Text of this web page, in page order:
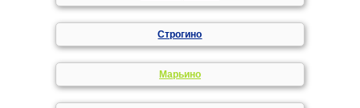
Строгино
Марьино